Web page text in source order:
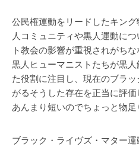
公民権運動をリードしたキン
人コミュニティや黒人運動に
ト教会の影響が重視されがち
黒人ヒューマニストたちが黒
た役割に注目し、現在のブラ
がるそうした存在を正当に評
あんまり短いのでちょっと物足
ブラック・ライヴズ・マター